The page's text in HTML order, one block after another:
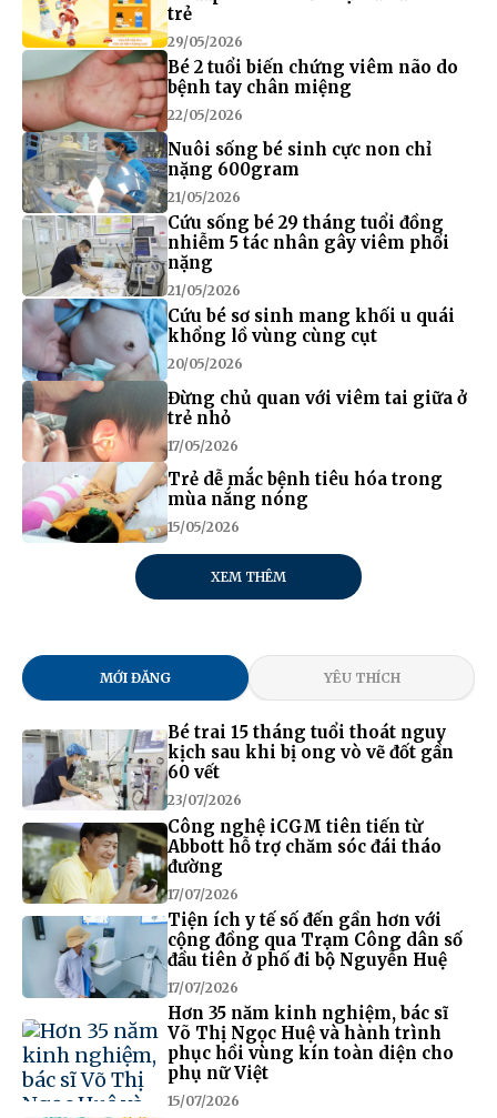
trẻ
29/05/2026
Bé 2 tuổi biến chứng viêm não do
bệnh tay chân miệng
22/05/2026
Nuôi sống bé sinh cực non chỉ
nặng 600gram
21/05/2026
Cứu sống bé 29 tháng tuổi đồng
nhiễm 5 tác nhân gây viêm phổi
nặng
21/05/2026
Cứu bé sơ sinh mang khối u quái
khổng lồ vùng cùng cụt
20/05/2026
Đừng chủ quan với viêm tai giữa ở
trẻ nhỏ
17/05/2026
Trẻ dễ mắc bệnh tiêu hóa trong
mùa nắng nóng
15/05/2026
XEM THÊM
MỚI ĐĂNG YÊU THÍCH
Bé trai 15 tháng tuổi thoát nguy
kịch sau khi bị ong vò vẽ đốt gần
60 vết
23/07/2026
Công nghệ iCGM tiên tiến từ
Abbott hỗ trợ chăm sóc đái tháo
đường
17/07/2026
Tiện ích y tế số đến gần hơn với
cộng đồng qua Trạm Công dân số
đầu tiên ở phố đi bộ Nguyễn Huệ
17/07/2026
Hơn 35 năm kinh nghiệm, bác sĩ
Võ Thị Ngọc Huệ và hành trình
phục hồi vùng kín toàn diện cho
phụ nữ Việt
15/07/2026